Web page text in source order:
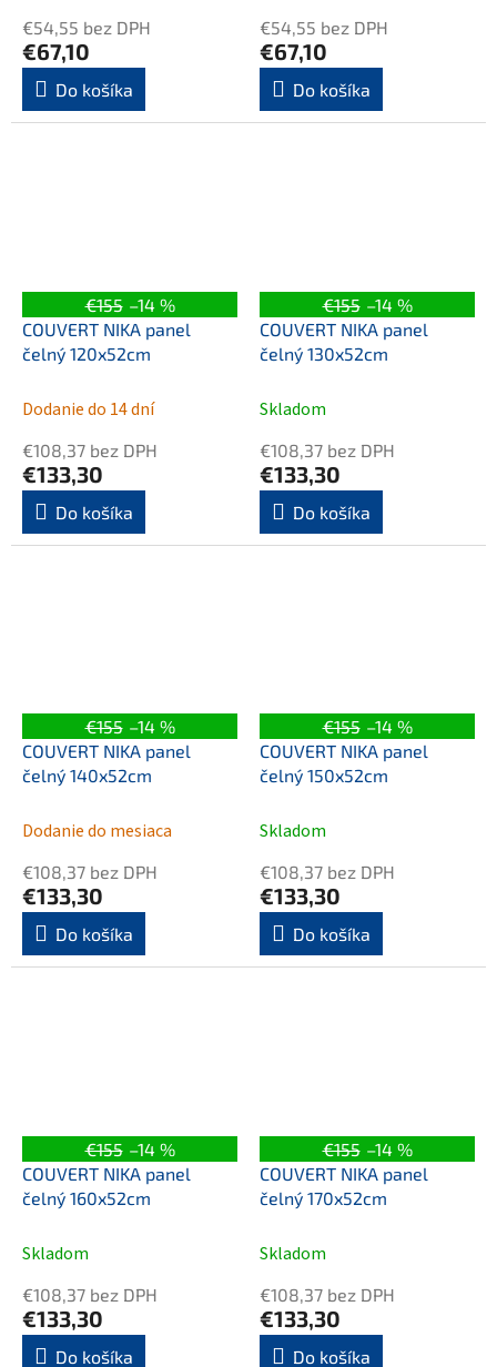
€54,55 bez DPH
€67,10
Do košíka
€54,55 bez DPH
€67,10
Do košíka
€155 –14 %
COUVERT NIKA panel
čelný 120x52cm
Dodanie do 14 dní
€108,37 bez DPH
€133,30
Do košíka
€155 –14 %
COUVERT NIKA panel
čelný 130x52cm
Skladom
€108,37 bez DPH
€133,30
Do košíka
€155 –14 %
COUVERT NIKA panel
čelný 140x52cm
Dodanie do mesiaca
€108,37 bez DPH
€133,30
Do košíka
€155 –14 %
COUVERT NIKA panel
čelný 150x52cm
Skladom
€108,37 bez DPH
€133,30
Do košíka
€155 –14 %
COUVERT NIKA panel
čelný 160x52cm
Skladom
€108,37 bez DPH
€133,30
Do košíka
€155 –14 %
COUVERT NIKA panel
čelný 170x52cm
Skladom
€108,37 bez DPH
€133,30
Do košíka